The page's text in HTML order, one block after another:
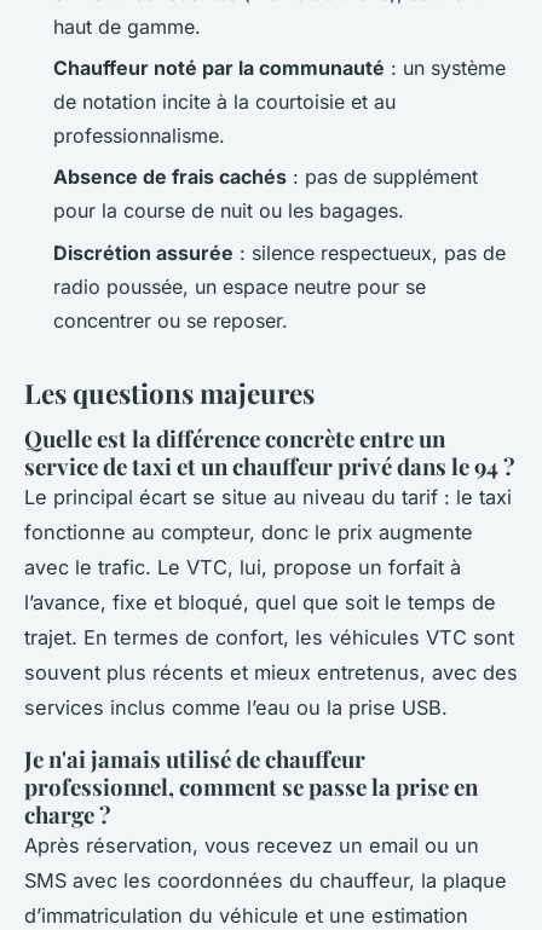
haut de gamme.
Chauffeur noté par la communauté : un système
de notation incite à la courtoisie et au
professionnalisme.
Absence de frais cachés : pas de supplément
pour la course de nuit ou les bagages.
Discrétion assurée : silence respectueux, pas de
radio poussée, un espace neutre pour se
concentrer ou se reposer.
Les questions majeures
Quelle est la différence concrète entre un
service de taxi et un chauffeur privé dans le 94 ?
Le principal écart se situe au niveau du tarif : le taxi
fonctionne au compteur, donc le prix augmente
avec le trafic. Le VTC, lui, propose un forfait à
l’avance, fixe et bloqué, quel que soit le temps de
trajet. En termes de confort, les véhicules VTC sont
souvent plus récents et mieux entretenus, avec des
services inclus comme l’eau ou la prise USB.
Je n'ai jamais utilisé de chauffeur
professionnel, comment se passe la prise en
charge ?
Après réservation, vous recevez un email ou un
SMS avec les coordonnées du chauffeur, la plaque
d’immatriculation du véhicule et une estimation